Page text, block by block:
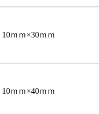
10ｍｍ×30ｍｍ
10ｍｍ×40ｍｍ